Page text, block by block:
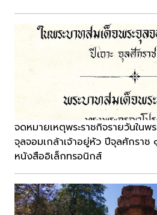
จดหมายเหตุพระราชกิจรายวันในพ
จุลจอมเกล้าเจ้าอยู่หัว ปีจุลศักราช
หนังสืออิเล็กทรอนิกส์